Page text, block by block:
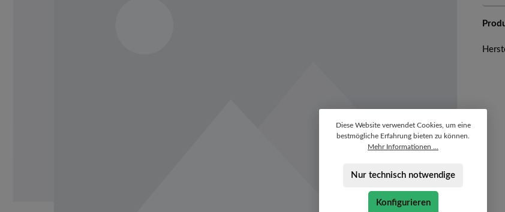
Diese Website verwendet Cookies, um eine
bestmögliche Erfahrung bieten zu können.
Mehr Informationen ...
Nur technisch notwendige
Konfigurieren